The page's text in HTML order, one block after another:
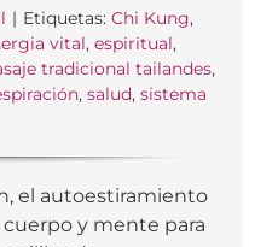
| Etiquetas: Chi Kung,
vital, espiritual,
tradicional tailandes,
, salud, sistema
el autoestiramiento
y mente para